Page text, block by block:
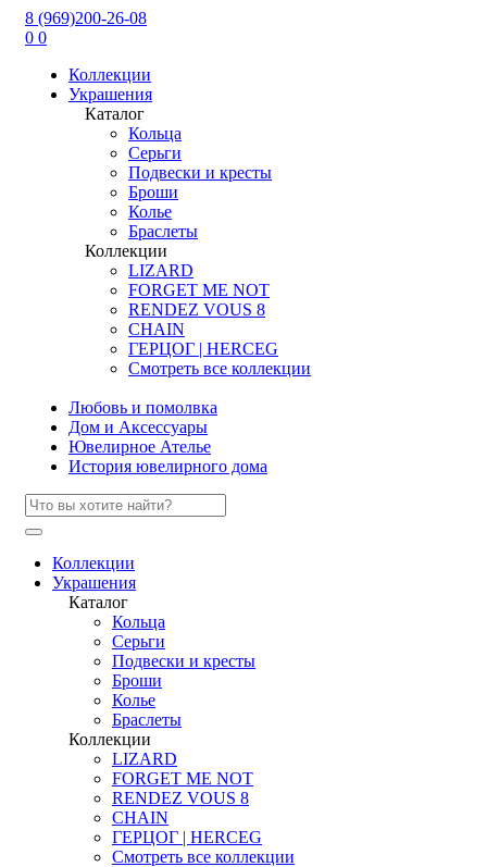
8 (969)200-26-08
0 0
Коллекции
Украшения
Каталог
Кольца
Серьги
Подвески и кресты
Броши
Колье
Браслеты
Коллекции
LIZARD
FORGET ME NOT
RENDEZ VOUS 8
CHAIN
ГЕРЦОГ | HERCEG
Смотреть все коллекции
Любовь и помолвка
Дом и Аксессуары
Ювелирное Ателье
История ювелирного дома
Коллекции
Украшения
Каталог
Кольца
Серьги
Подвески и кресты
Броши
Колье
Браслеты
Коллекции
LIZARD
FORGET ME NOT
RENDEZ VOUS 8
CHAIN
ГЕРЦОГ | HERCEG
Смотреть все коллекции